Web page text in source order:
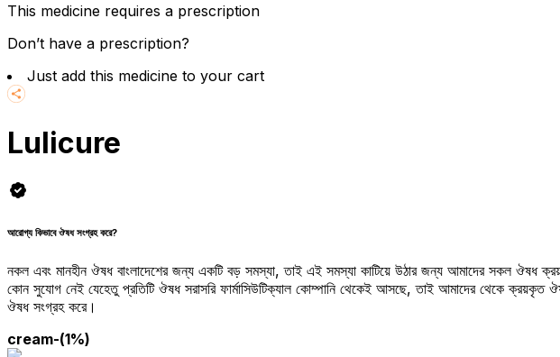
This medicine requires a prescription
Don’t have a prescription?
Just add this medicine to your cart
Lulicure
আরোগ্য কিভাবে ঔষধ সংগ্রহ করে?
নকল এবং মানহীন ঔষধ বাংলাদেশের জন্য একটি বড় সমস্যা, তাই এই সমস্যা কাটিয়ে উঠার জন্য আমাদের সকল ঔষধ
কোন সুযোগ নেই যেহেতু প্রতিটি ঔষধ সরাসরি ফার্মাসিউটিক্যাল কোম্পানি থেকেই আসছে, তাই আমাদের থেকে
ঔষধ সংগ্রহ করে।
cream-(1%)